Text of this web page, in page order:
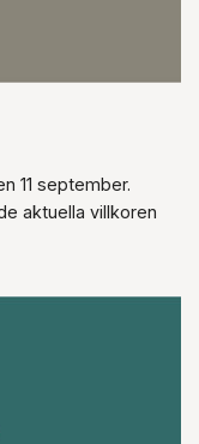
11 september.
aktuella villkoren